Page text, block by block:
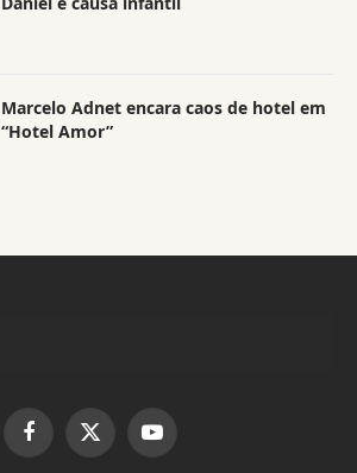
Marcelo Adnet encara caos de hotel em
“Hotel Amor”
FacebookX
(Twitter)
YouTube